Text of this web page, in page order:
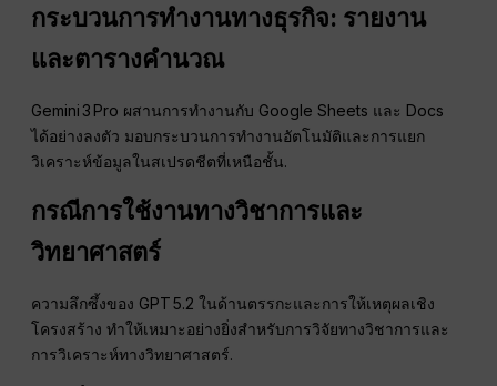
กระบวนการทำงานทางธุรกิจ: รายงาน
และตารางคำนวณ
Gemini 3 Pro ผสานการทำงานกับ Google Sheets และ Docs
ได้อย่างลงตัว มอบกระบวนการทำงานอัตโนมัติและการแยก
วิเคราะห์ข้อมูลในสเปรดชีตที่เหนือชั้น.
กรณีการใช้งานทางวิชาการและ
วิทยาศาสตร์
ความลึกซึ้งของ GPT 5.2 ในด้านตรรกะและการให้เหตุผลเชิง
โครงสร้าง ทำให้เหมาะอย่างยิ่งสำหรับการวิจัยทางวิชาการและ
การวิเคราะห์ทางวิทยาศาสตร์.